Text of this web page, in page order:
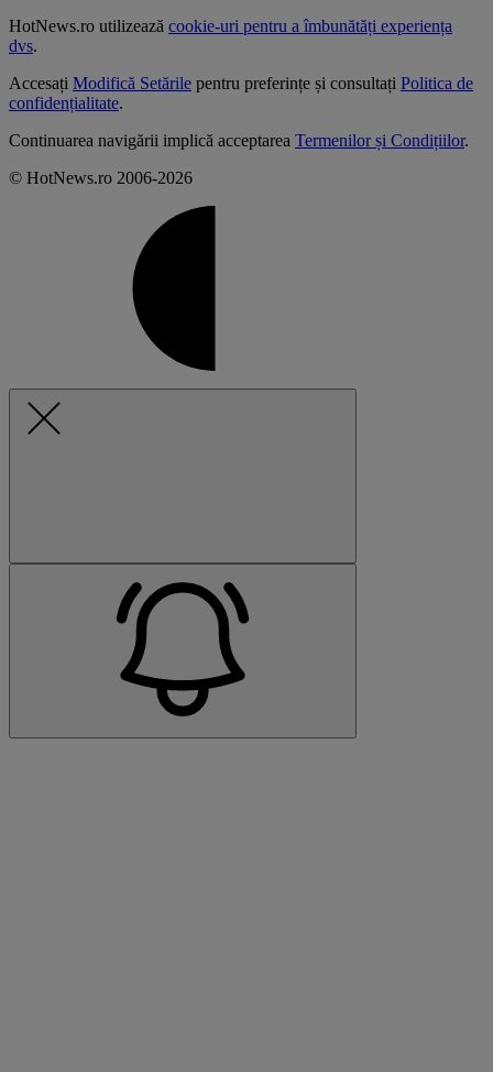
HotNews.ro utilizează cookie-uri pentru a îmbunătăți experiența
dvs.
Accesați Modifică Setările pentru preferințe și consultați Politica de
confidențialitate.
Continuarea navigării implică acceptarea Termenilor și Condițiilor.
© HotNews.ro 2006-2026